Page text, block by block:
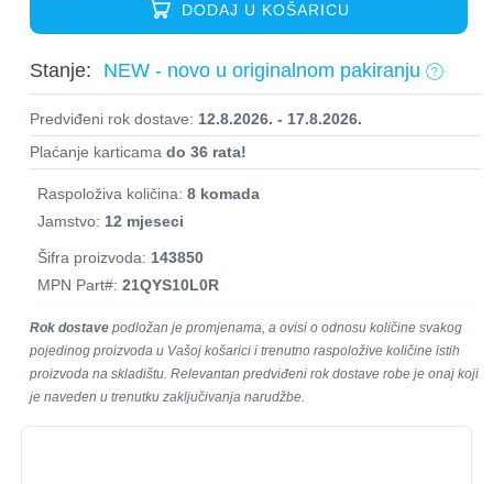
DODAJ U KOŠARICU
Stanje: NEW - novo u originalnom pakiranju
Predviđeni rok dostave: 12.8.2026. - 17.8.2026.
Plaćanje karticama do 36 rata!
Raspoloživa količina: 8 komada
Jamstvo: 12 mjeseci
Šifra proizvoda: 143850
MPN Part#: 21QYS10L0R
Rok dostave podložan je promjenama, a ovisi o odnosu količine svakog
pojedinog proizvoda u Vašoj košarici i trenutno raspoložive količine istih
proizvoda na skladištu. Relevantan predviđeni rok dostave robe je onaj koji
je naveden u trenutku zaključivanja narudžbe.